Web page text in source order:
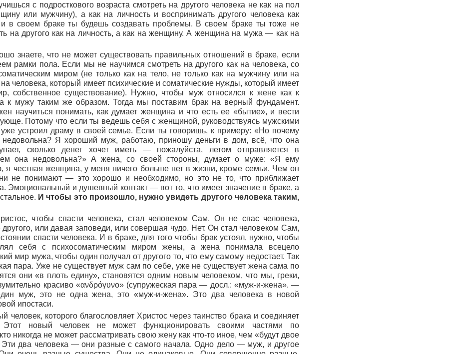
с подросткового возраста смотреть на другого человека не как на пол
или мужчину), а как на личность и воспринимать другого человека как
и в своем браке ты будешь создавать проблемы. В своем браке ты тоже не
на другого как на личность, а как на женщину. А женщина на мужа — как на
знаете, что не может существовать правильных отношений в браке, если
рамки пола. Если мы не научимся смотреть на другого как на человека, со
миром (не только как на тело, не только как на мужчину или на
человека, который имеет психические и соматические нужды, который имеет
собственное существование). Нужно, чтобы муж относился к жене как к
к мужу таким же образом. Тогда мы поставим брак на верный фундамент.
научиться понимать, как думает женщина и что есть ее «бытие», и вести
Потому что если ты ведешь себя с женщиной, руководствуясь мужскими
устроил драму в своей семье. Если ты говоришь, к примеру: «Но почему
Я хороший муж, работаю, приношу деньги в дом, всё, что она
сколько денег хочет иметь — пожалуйста, летом отправляется в
она недовольна?» А жена, со своей стороны, думает о муже: «Я ему
я честная женщина, у меня ничего больше нет в жизни, кроме семьи. Чем он
не понимают — это хорошо и необходимо, но это не то, что приближает
Эмоциональный и душевный контакт — вот то, что имеет значение в браке, а
И чтобы это произошло, нужно увидеть другого человека таким,
чтобы спасти человека, стал человеком Сам. Он не спас человека,
другого, или давая заповеди, или совершая чудо. Нет. Он стал человеком Сам,
спасти человека. И в браке, для того чтобы брак устоял, нужно, чтобы
себя с психосоматическим миром жены, а жена понимала всецело
мир мужа, чтобы один получал от другого то, что ему самому недостает. Так
пара. Уже не существует муж сам по себе, уже не существует жена сама по
они «в плоть едину», становятся одним новым человеком, что мы, греки,
красиво «ανδρόγυνο» (супружеская пара — досл.: «муж-и-жена». —
муж, это не одна жена, это «муж-и-жена». Это два человека в новой
ипостаси.
человек, которого благословляет Христос через таинство брака и соединяет
Этот новый человек не может функционировать своими частями по
никогда не может рассматривать свою жену как что-то иное, чем «будут двое
Эти два человека — они разные с самого начала. Одно дело — муж, и другое